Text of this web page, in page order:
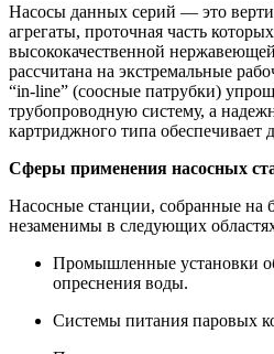
Насосы данных серий — это
агрегаты, проточная часть
высококачественной
рассчитана на экстремальные
“in-line” (соосные патрубки)
трубопроводную систему, а
картриджного типа обеспечивает
Сферы применения насосных
Насосные станции, собранные на
незаменимы в следующих
Промышленные установки
опреснения воды.
Системы питания паровых